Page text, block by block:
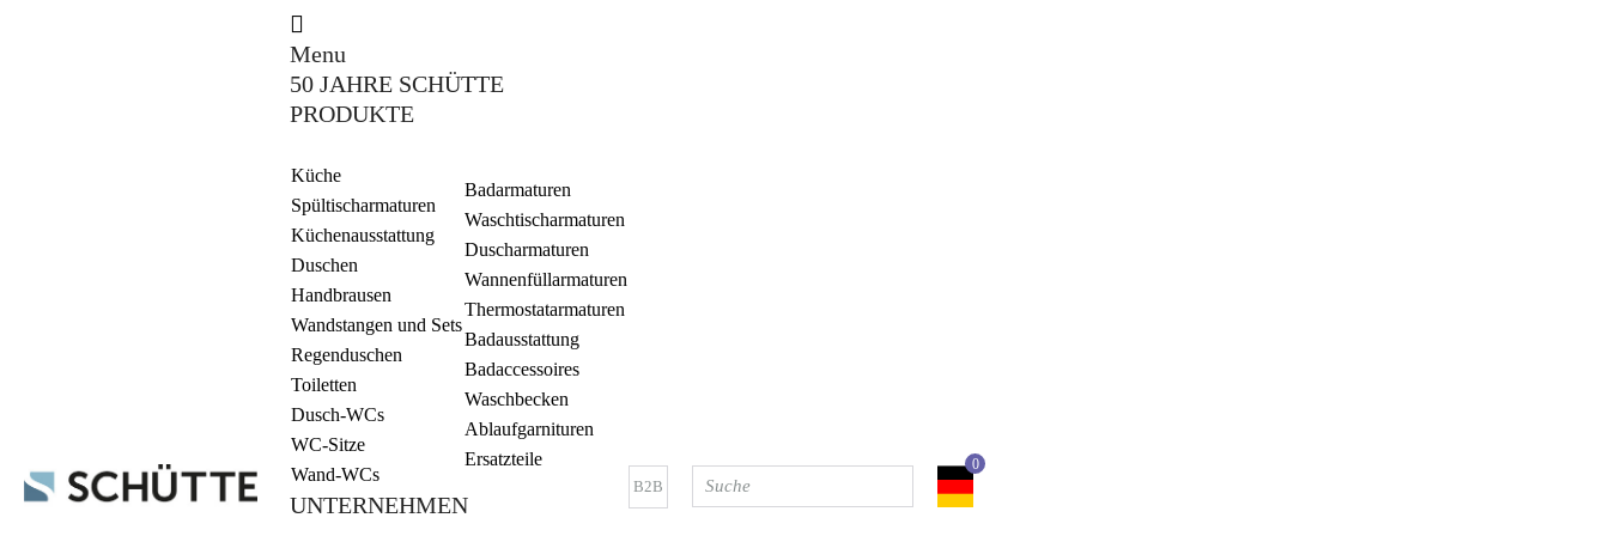
Menu
50 JAHRE SCHÜTTE
PRODUKTE
Küche
Spültischarmaturen
Küchenausstattung
Duschen
Handbrausen
Wandstangen und Sets
Regenduschen
Toiletten
Dusch-WCs
WC-Sitze
Wand-WCs
Badarmaturen
Waschtischarmaturen
Duscharmaturen
Wannenfüllarmaturen
Thermostatarmaturen
Badausstattung
Badaccessoires
Waschbecken
Ablaufgarnituren
Ersatzteile
UNTERNEHMEN
B2B
0